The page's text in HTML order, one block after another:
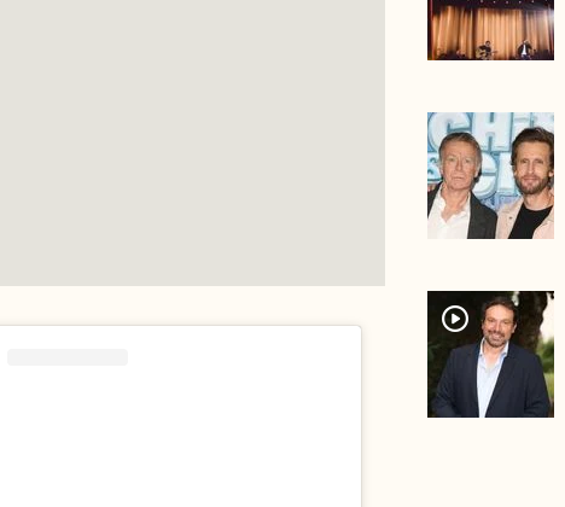
player2